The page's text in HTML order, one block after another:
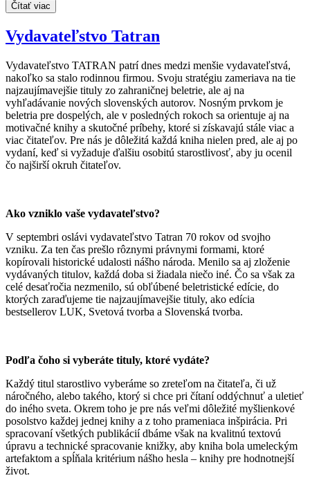
Čítať viac
Vydavateľstvo Tatran
Vydavateľstvo TATRAN patrí dnes medzi menšie vydavateľstvá,
nakoľko sa stalo rodinnou firmou. Svoju stratégiu zameriava na tie
najzaujímavejšie tituly zo zahraničnej beletrie, ale aj na
vyhľadávanie nových slovenských autorov. Nosným prvkom je
beletria pre dospelých, ale v posledných rokoch sa orientuje aj na
motivačné knihy a skutočné príbehy, ktoré si získavajú stále viac a
viac čitateľov. Pre nás je dôležitá každá kniha nielen pred, ale aj po
vydaní, keď si vyžaduje ďalšiu osobitú starostlivosť, aby ju ocenil
čo najširší okruh čitateľov.
Ako vzniklo vaše vydavateľstvo?
V septembri oslávi vydavateľstvo Tatran 70 rokov od svojho
vzniku. Za ten čas prešlo rôznymi právnymi formami, ktoré
kopírovali historické udalosti nášho národa. Menilo sa aj zloženie
vydávaných titulov, každá doba si žiadala niečo iné. Čo sa však za
celé desaťročia nezmenilo, sú obľúbené beletristické edície, do
ktorých zaraďujeme tie najzaujímavejšie tituly, ako edícia
bestsellerov LUK, Svetová tvorba a Slovenská tvorba.
Podľa čoho si vyberáte tituly, ktoré vydáte?
Každý titul starostlivo vyberáme so zreteľom na čitateľa, či už
náročného, alebo takého, ktorý si chce pri čítaní oddýchnuť a uletieť
do iného sveta. Okrem toho je pre nás veľmi dôležité myšlienkové
posolstvo každej jednej knihy a z toho prameniaca inšpirácia. Pri
spracovaní všetkých publikácií dbáme však na kvalitnú textovú
úpravu a technické spracovanie knižky, aby kniha bola umeleckým
artefaktom a spĺňala kritérium nášho hesla – knihy pre hodnotnejší
život.